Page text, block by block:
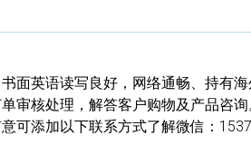
面英语读写良好，网络通畅、持有
审核处理，解答客户购物及产品咨
可添加以下联系方式了解微信：